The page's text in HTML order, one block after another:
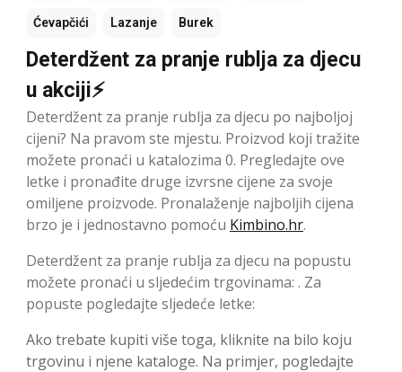
Ćevapčići Lazanje Burek
Deterdžent za pranje rublja za djecu
u akciji⚡
Deterdžent za pranje rublja za djecu po najboljoj
cijeni? Na pravom ste mjestu. Proizvod koji tražite
možete pronaći u katalozima 0. Pregledajte ove
letke i pronađite druge izvrsne cijene za svoje
omiljene proizvode. Pronalaženje najboljih cijena
brzo je i jednostavno pomoću Kimbino.hr.
Deterdžent za pranje rublja za djecu na popustu
možete pronaći u sljedećim trgovinama: . Za
popuste pogledajte sljedeće letke:
Ako trebate kupiti više toga, kliknite na bilo koju
trgovinu i njene kataloge. Na primjer, pogledajte